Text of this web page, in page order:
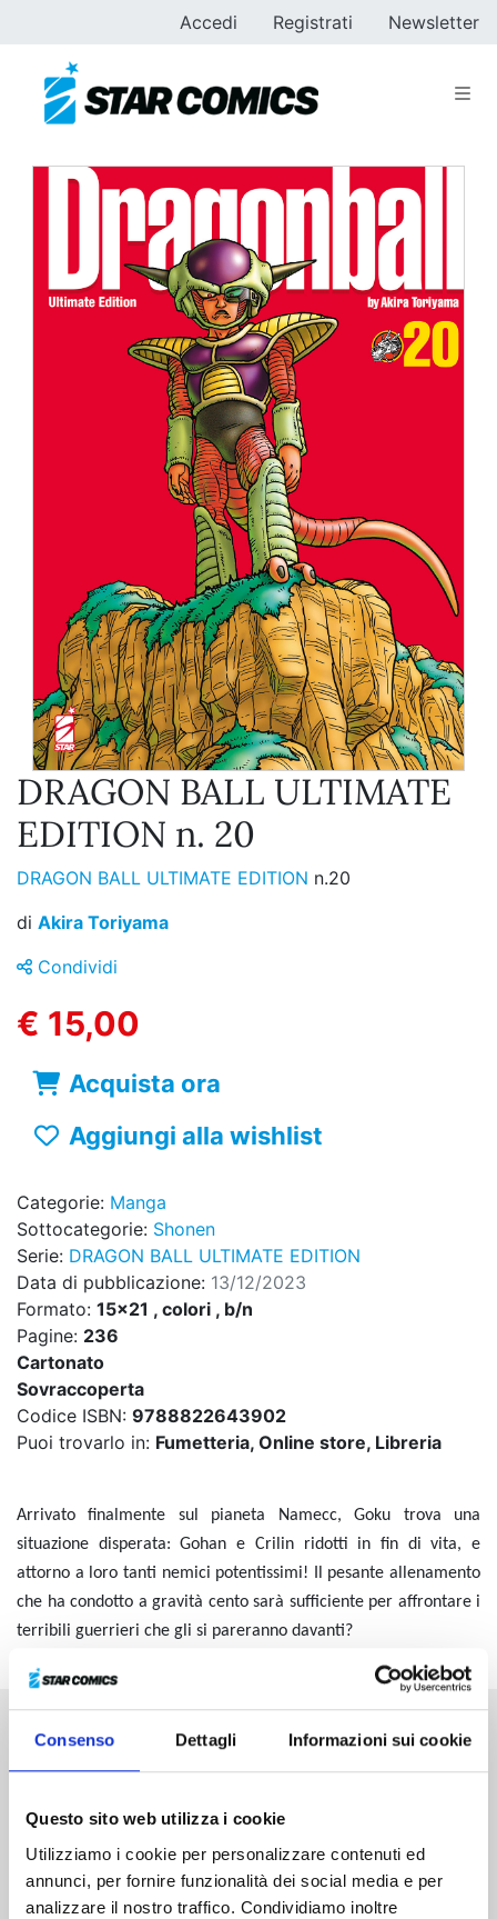
Consenso Dettagli Informazioni sui cookie
Questo sito web utilizza i cookie
Utilizziamo i cookie per personalizzare contenuti ed
annunci, per fornire funzionalità dei social media e per
analizzare il nostro traffico. Condividiamo inoltre
Accedi Registrati Newsletter
DRAGON BALL ULTIMATE
EDITION n. 20
DRAGON BALL ULTIMATE EDITION n.20
di Akira Toriyama
Condividi
€ 15,00
Acquista ora
Aggiungi alla wishlist
Categorie: Manga
Sottocategorie: Shonen
Serie: DRAGON BALL ULTIMATE EDITION
Data di pubblicazione: 13/12/2023
Formato: 15x21 , colori , b/n
Pagine: 236
Cartonato
Sovraccoperta
Codice ISBN: 9788822643902
Puoi trovarlo in: Fumetteria, Online store, Libreria
Arrivato finalmente sul pianeta Namecc, Goku trova una
situazione disperata: Gohan e Crilin ridotti in fin di vita, e
attorno a loro tanti nemici potentissimi! Il pesante allenamento
che ha condotto a gravità cento sarà sufficiente per affrontare i
terribili guerrieri che gli si pareranno davanti?
Altri volumi della serie